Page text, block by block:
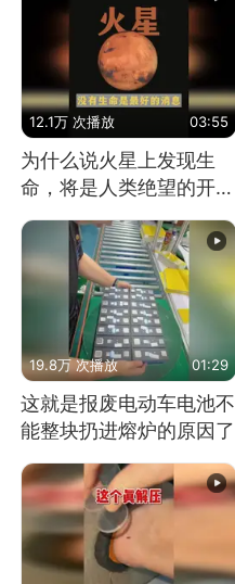
12.1万 次播放 03:55
为什么说火星上发现生
命，将是人类绝望的开
始？
19.8万 次播放 01:29
这就是报废电动车电池不
能整块扔进熔炉的原因了